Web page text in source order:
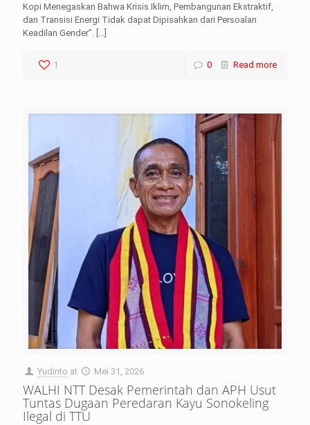
Kopi Menegaskan Bahwa Krisis Iklim, Pembangunan Ekstraktif,
dan Transisi Energi Tidak dapat Dipisahkan dari Persoalan
Keadilan Gender”.
1 0 Read more
Yudinto at Mei 31, 2026
WALHI NTT Desak Pemerintah dan APH Usut
Tuntas Dugaan Peredaran Kayu Sonokeling
Ilegal di TTU